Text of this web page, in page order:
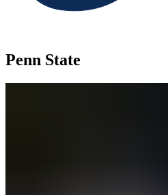
Penn State